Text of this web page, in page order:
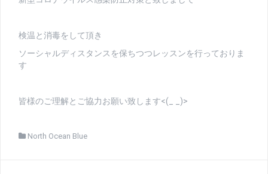
検温と消毒をして頂き
ソーシャルディスタンスを保ちつつレッスンを行っておりま
す
皆様のご理解とご協力お願い致します<(_ _)>
North Ocean Blue